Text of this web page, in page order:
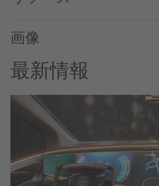
画像
最新情報